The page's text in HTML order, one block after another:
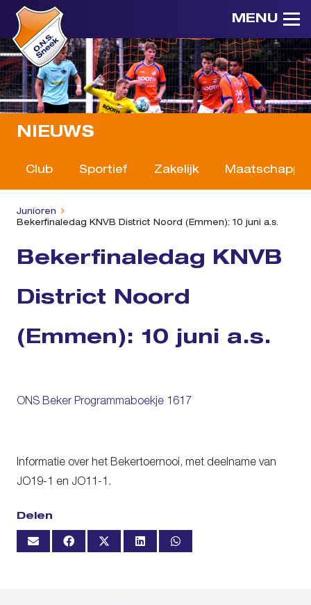
MENU
NIEUWS
Club Sportief Zakelijk
Junioren
Bekerfinaledag KNVB District Noord (Emmen): 10 juni a.s.
Bekerfinaledag KNVB
District Noord
(Emmen): 10 juni a.s.
ONS Beker Programmaboekje 1617
Informatie over het Bekertoernooi, met deelname van
JO19-1 en JO11-1.
Delen